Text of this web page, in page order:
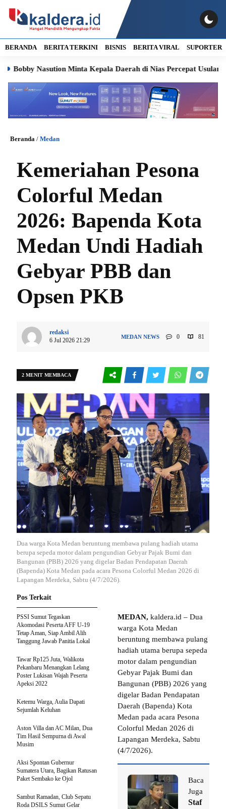
BERANDA BERITA TERKINI BISNIS BERITA VIRAL SUPORTER
Nasution Minta Kepala Daerah di Nias Percepat Usulan BKP
Beranda / Medan
Kemeriahan Pesona
Colorful Medan
2026: Bapenda Kota
Medan Undi Hadiah
Gebyar PBB dan
Opsen PKB
redaksi
6 Jul 2026 21:29
MEDAN NEWS 0 81
2 MENIT MEMBACA
Dua warga Kota Medan beruntung membawa pulang hadiah utama
berupa sepeda motor dalam pengundian Gebyar Pajak Bumi dan
Bangunan (PBB) 2026 yang digelar Badan Pendapatan Daerah
(Bapenda) Kota Medan pada acara Pesona Colorful Medan 2026 di
Lapangan Merdeka, Sabtu (4/7/2026).
MEDAN, kaldera.id – Dua
warga Kota Medan
beruntung membawa pulang
hadiah utama berupa sepeda
motor dalam pengundian
Gebyar Pajak Bumi dan
Bangunan (PBB) 2026 yang
digelar Badan Pendapatan
Daerah (Bapenda) Kota
Medan pada acara Pesona
Colorful Medan 2026 di
Lapangan Merdeka, Sabtu
(4/7/2026).
Baca
Juga
Staf
Pos Terkait
PSSI Sumut Tegaskan
Akomodasi Peserta AFF U-19
Tetap Aman, Siap Ambil Alih
Tanggung Jawab Panitia Lokal
Tawar Rp125 Juta, Walikota
Pekanbaru Menangkan Lelang
Poster Lukisan Wajah Peserta
Apeksi 2022
Ketemu Warga, Aulia Dapati
Sejumlah Keluhan
Aston Villa dan AC Milan, Dua
Tim Hasil Sempurna di Awal
Musim
Aksi Spontan Gubernur
Sumatera Utara, Bagikan Ratusan
Paket Sembako ke Ojol
Sambut Ramadan, Club Sepatu
Roda DSILS Sumut Gelar